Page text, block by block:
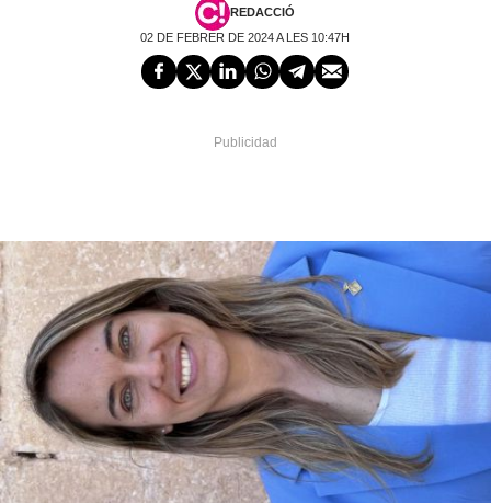
REDACCIÓ
02 DE FEBRER DE 2024 A LES 10:47H